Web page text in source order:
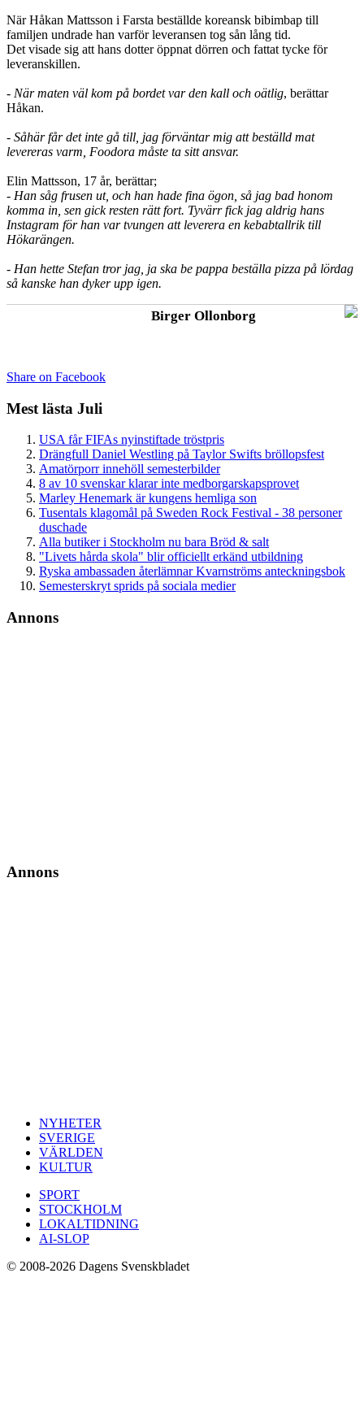
När Håkan Mattsson i Farsta beställde koreansk bibimbap till
familjen undrade han varför leveransen tog sån lång tid.
Det visade sig att hans dotter öppnat dörren och fattat tycke för
leveranskillen.
- När maten väl kom på bordet var den kall och oätlig, berättar
Håkan.
- Såhär får det inte gå till, jag förväntar mig att beställd mat
levereras varm, Foodora måste ta sitt ansvar.
Elin Mattsson, 17 år, berättar;
- Han såg frusen ut, och han hade fina ögon, så jag bad honom
komma in, sen gick resten rätt fort. Tyvärr fick jag aldrig hans
Instagram för han var tvungen att leverera en kebabtallrik till
Hökarängen.
- Han hette Stefan tror jag, ja ska be pappa beställa pizza på lördag
så kanske han dyker upp igen.
Birger Ollonborg
Share on Facebook
Mest lästa Juli
USA får FIFAs nyinstiftade tröstpris
Drängfull Daniel Westling på Taylor Swifts bröllopsfest
Amatörporr innehöll semesterbilder
8 av 10 svenskar klarar inte medborgarskapsprovet
Marley Henemark är kungens hemliga son
Tusentals klagomål på Sweden Rock Festival - 38 personer
duschade
Alla butiker i Stockholm nu bara Bröd & salt
"Livets hårda skola" blir officiellt erkänd utbildning
Ryska ambassaden återlämnar Kvarnströms anteckningsbok
Semesterskryt sprids på sociala medier
Annons
Annons
NYHETER
SVERIGE
VÄRLDEN
KULTUR
SPORT
STOCKHOLM
LOKALTIDNING
AI-SLOP
© 2008-2026 Dagens Svenskbladet